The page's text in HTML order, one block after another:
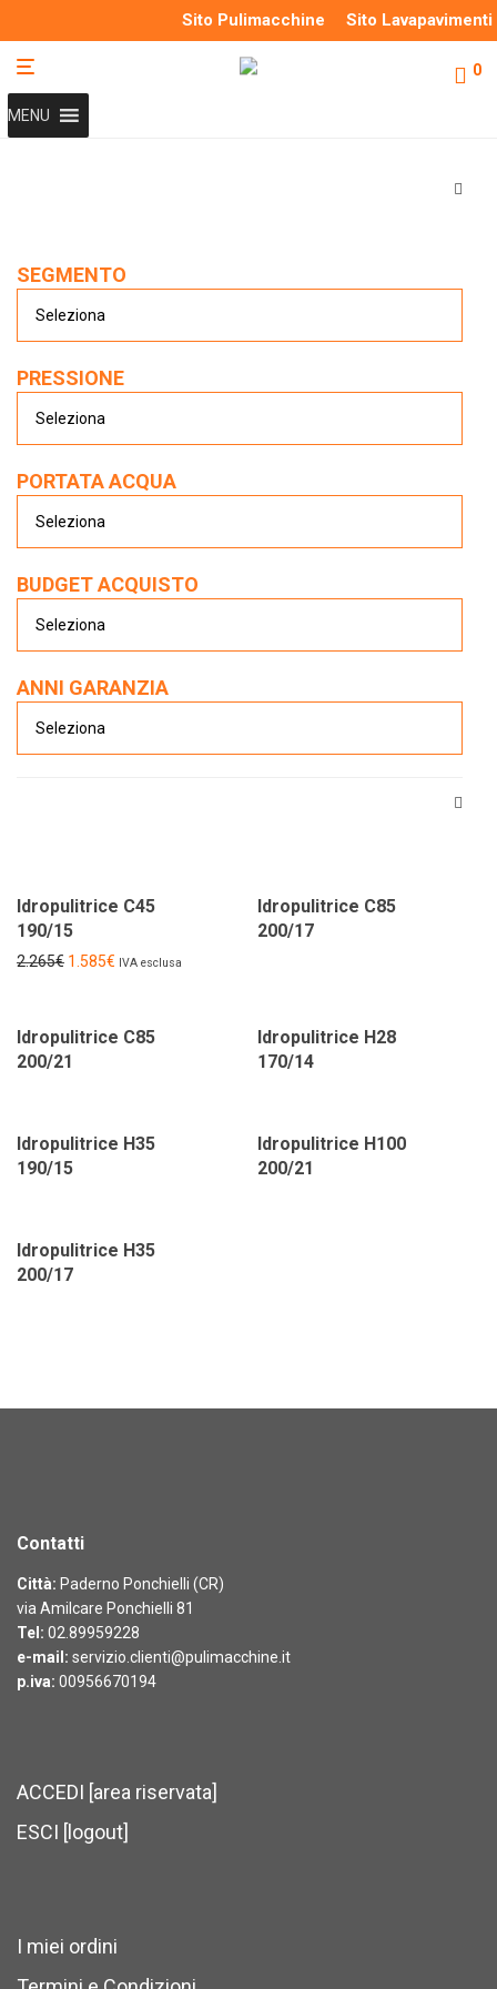
Sito Pulimacchine Sito Lavapavimenti
MENU
0
SEGMENTO
PRESSIONE
PORTATA ACQUA
BUDGET ACQUISTO
ANNI GARANZIA
Idropulitrice C45
190/15
2.265€ 1.585€ IVA esclusa
Idropulitrice C85
200/17
Idropulitrice C85
200/21
Idropulitrice H28
170/14
Idropulitrice H35
190/15
Idropulitrice H100
200/21
Idropulitrice H35
200/17
Contatti
Città: Paderno Ponchielli (CR)
via Amilcare Ponchielli 81
Tel: 02.89959228
e-mail: servizio.clienti@pulimacchine.it
p.iva: 00956670194
ACCEDI [area riservata]
ESCI [logout]
I miei ordini